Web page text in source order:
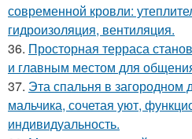
современной кровли:
гидроизоляция, вентиляция.
36. Просторная терраса
и главным местом для
37. Эта спальня в загородном
мальчика, сочетая уют,
индивидуальность.